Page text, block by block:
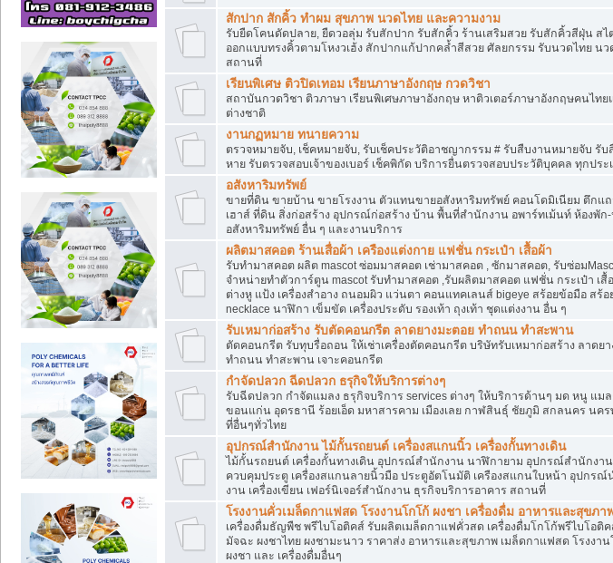
สักปาก สักคิ้ว ทำผม สุขภาพ นวดไทย และความงาม
รับยืดโคนดัดปลาย, ยืดวอลุ่ม รับสักปาก รับสักคิ้ว ร้านเสริมสวย รับสักคิ้วสีฝุ่น สไ
ออกแบบทรงคิ้วตามโหงวเฮ้ง สักปากแก้ปากคล้ำสีสวย ศัลยกรรม รับนวดไทย นว
สถานที่
เรียนพิเศษ ติวปิดเทอม เรียนภาษาอังกฤษ กวดวิชา
สถาบันกวดวิชา ติวภาษา เรียนพิเศษภาษาอังกฤษ หาติวเตอร์ภาษาอังกฤษคนไทย
ต่างชาติ
งานกฏหมาย ทนายความ
ตรวจหมายจับ, เช็คหมายจับ, รับเช็คประวัติอาชญากรรม # รับสืบงานหมายจับ รั
หาย รับตรวจสอบเจ้าของเบอร์ เช็คพิกัด บริการยื่นตรวจสอบประวัติบุคคล ทุกประ
อสังหาริมทรัพย์
ขายที่ดิน ขายบ้าน ขายโรงงาน ตัวแทนขายอสังหาริมทรัพย์ คอนโดมิเนียม ตึกแ
เฮาส์ ที่ดิน สิ่งก่อสร้าง อุปกรณ์ก่อสร้าง บ้าน พื้นที่สำนักงาน อพาร์ทเม้นท์ ห้องพัก-
อสังหาริมทรัพย์ อื่น ๆ และงานบริการ
ผลิตมาสคอต ร้านเสื่อผ้า เครืองแต่งกาย แฟชั่น กระเป๋า เสื้อผ้า
รับทำมาสคอต ผลิต mascot ซ่อมมาสคอต เช่ามาสคอต , ซักมาสคอต, รับซ่อม
จำหน่ายทำตัวการ์ตูน mascot รับทำมาสคอต ,รับผลิตมาสคอต แฟชั่น กระเป๋า เสื้
ต่างหู แป้ง เครื่องสำอาง ถนอมผิว แว่นตา คอนแทคเลนส์ bigeye สร้อยข้อมือ สร้อ
necklace นาฬิกา เข็มขัด เครื่องประดับ รองเท้า ถุงเท้า ชุดแต่งงาน อื่น ๆ
รับเหมาก่อสร้าง รับตัดคอนกรีต ลาดยางมะตอย ทำถนน ทำสะพาน
ตัดคอนกรีต รับทุบรื่อถอน ให้เช่าเครื่องตัดคอนกรีต บริษัทรับเหมาก่อสร้าง ลาดยา
ทำถนน ทำสะพาน เจาะคอนกรีต
กำจัดปลวก ฉีดปลวก ธรุกิจให้บริการต่างๆ
รับฉีดปลวก กำจัดแมลง ธรุกิจบริการ services ต่างๆ ให้บริการด้านๆ มด หนู แม
ขอนแก่น อุดรธานี ร้อยเอ็ด มหาสารคาม เมืองเลย กาฬสินธุ์ ชัยภูมิ สกลนคร นค
ที่อื่นๆทั่วไทย
อุปกรณ์สำนักงาน ไม้กั้นรถยนต์ เครื่องสแกนนิ้ว เครื่องกั้นทางเดิน
ไม้กั้นรถยนต์ เครื่องกั้นทางเดิน อุปกรณ์สำนักงาน นาฬิกายาม อุปกรณ์สำนักงา
ควบคุมประตู เครื่องสแกนลายนิ้วมือ ประตูอัตโนมัติ เครืองสแกนใบหน้า อุปกรณ์
งาน เครื่องเขียน เฟอร์นิเจอร์สำนักงาน ธุรกิจบริการอาคาร สถานที่
โรงงานคั่วเมล็ดกาแฟสด โรงงานโกโก้ ผงชา เครื่องดื่ม อาหารและสุขภา
เครื่องดื่มธัญพืช พรีไบโอติคส์ รับผลิตเมล็ดกาแฟคั่วสด เครื่องดื่มโกโก้พรีไบโอติค
มัจฉะ ผงชาไทย ผงชามะนาว ราคาส่ง อาหารและสุขภาพ เมล็ดกาแฟสด โรงงาน
ผงชา และ เครื่องดื่มอื่นๆ